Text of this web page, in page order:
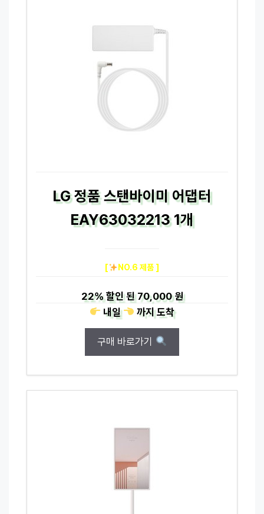
LG 정품 스탠바이미 어댑터
EAY63032213 1개
[ NO.6 제품 ]
22%할인 된70,000 원
내일
까지도착
구매 바로가기